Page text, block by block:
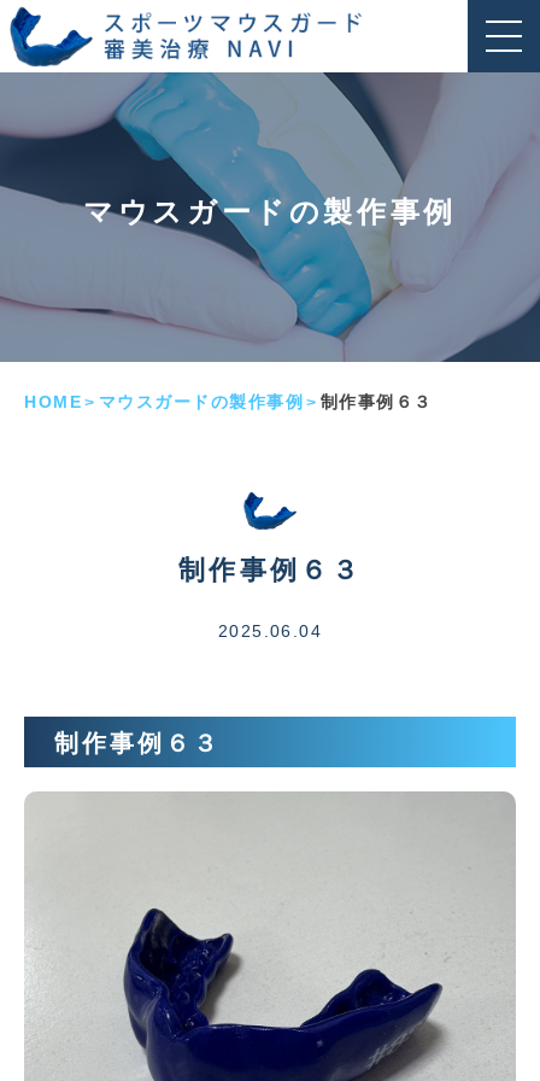
マウスガードの製作事例
HOME > マウスガードの製作事例 > 制作事例６３
制作事例６３
2025.06.04
制作事例６３